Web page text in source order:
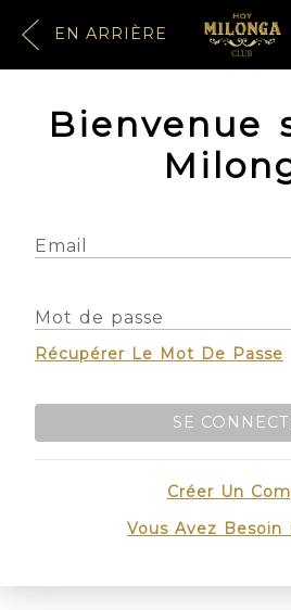
EN ARRIÈRE
Bienvenue
Email
Mot de passe
Récupérer Le Mot De Passe
SE
Créer Un
Vous Avez Besoin